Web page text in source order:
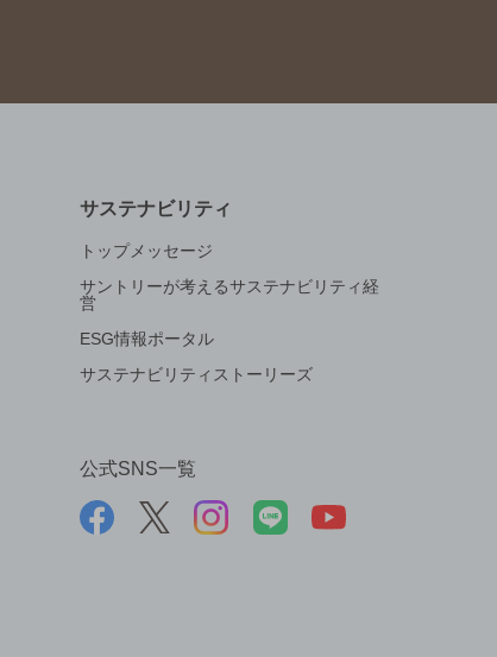
サステナビリティ
トップメッセージ
サントリーが考えるサステナビリティ経
営
ESG情報ポータル
サステナビリティストーリーズ
公式SNS一覧